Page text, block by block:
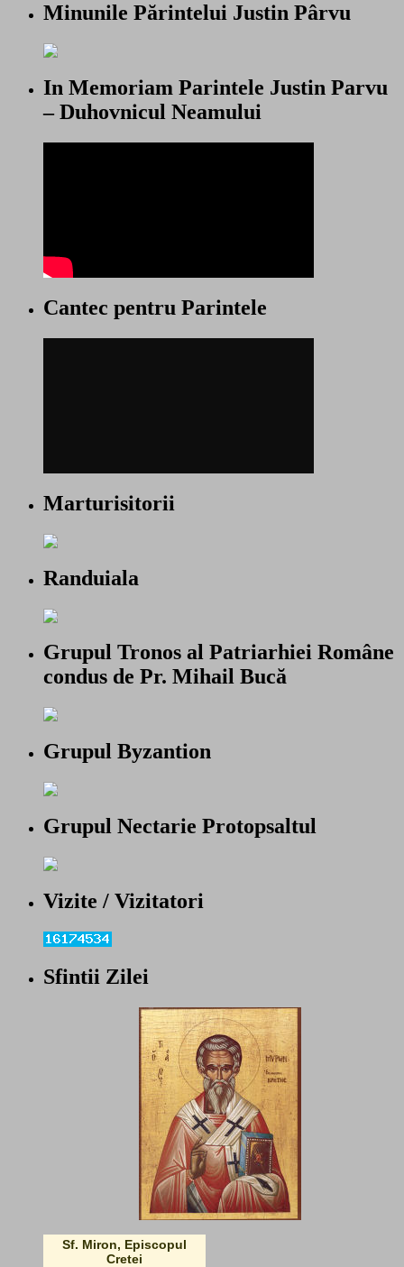
Minunile Părintelui Justin Pârvu
In Memoriam Parintele Justin Parvu
– Duhovnicul Neamului
Cantec pentru Parintele
Marturisitorii
Randuiala
Grupul Tronos al Patriarhiei Române
condus de Pr. Mihail Bucă
Grupul Byzantion
Grupul Nectarie Protopsaltul
Vizite / Vizitatori
Sfintii Zilei
Sf. Miron, Episcopul
Cretei